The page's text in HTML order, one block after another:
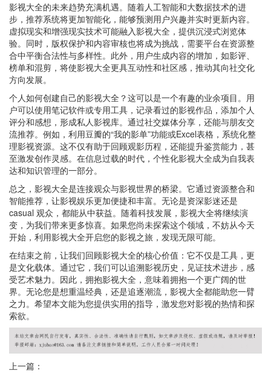
影视大全的未来趋势充满机遇。随着人工智能和大数据技术的进
步，推荐系统将更加智能化，能够预测用户兴趣并实时更新内容。
虚拟现实和增强现实技术可能融入影视大全，提供沉浸式浏览体
验。同时，版权保护和内容审核也将成为挑战，需要平台在资源整
合中平衡合法性与多样性。此外，用户生成内容的增加，如影评、
榜单和混剪，将使影视大全更具互动性和社区感，推动其向社交化
方向发展。
个人如何创建自己的影视大全？这可以是一个有趣的业余项目。用
户可以使用笔记软件或专用工具，记录看过的影视作品，添加个人
评分和感想，形成私人影视库。通过社交媒体分享，还能与朋友交
流推荐。例如，利用豆瓣的“我的影单”功能或Excel表格，系统化整
理影视资源。这不仅有助于回顾观影历程，还能提升鉴赏能力，甚
至激发创作灵感。在信息过载的时代，个性化影视大全成为自我表
达和知识管理的一部分。
总之，影视大全是连接观众与影视世界的桥梁。它通过资源整合和
智能推荐，让影视娱乐更加便捷和丰富。无论是资深影迷还是
casual 观众，都能从中获益。随着科技发展，影视大全将继续演
变，为我们带来更多惊喜。如果您尚未探索这个领域，不妨从今天
开始，利用影视大全开启您的影视之旅，发现无限可能。
在结束之前，让我们回顾影视大全的核心价值：它不仅是工具，更
是文化载体。通过它，我们可以追溯影视历史，见证技术进步，感
受艺术魅力。因此，拥抱影视大全，意味着拥抱一个更广阔的世
界。无论您是想重温经典，还是追逐潮流，影视大全都能助您一臂
之力。希望本文能为您提供实用的指导，激发您对影视的热情和探
索欲。
上一篇：